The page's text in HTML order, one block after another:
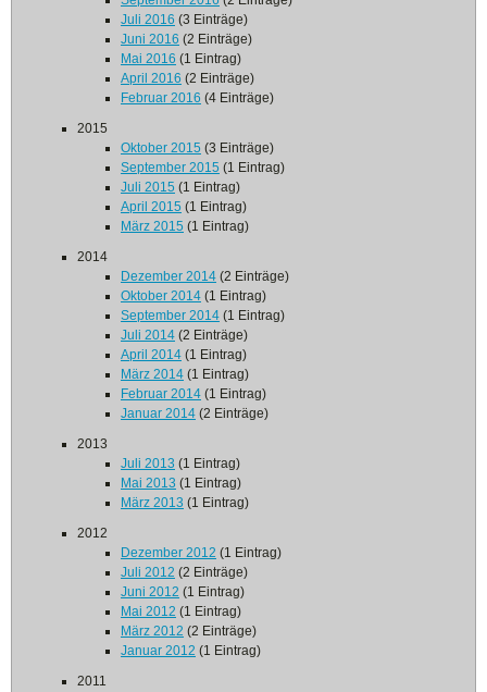
Juli 2016 (3 Einträge)
Juni 2016 (2 Einträge)
Mai 2016 (1 Eintrag)
April 2016 (2 Einträge)
Februar 2016 (4 Einträge)
2015
Oktober 2015 (3 Einträge)
September 2015 (1 Eintrag)
Juli 2015 (1 Eintrag)
April 2015 (1 Eintrag)
März 2015 (1 Eintrag)
2014
Dezember 2014 (2 Einträge)
Oktober 2014 (1 Eintrag)
September 2014 (1 Eintrag)
Juli 2014 (2 Einträge)
April 2014 (1 Eintrag)
März 2014 (1 Eintrag)
Februar 2014 (1 Eintrag)
Januar 2014 (2 Einträge)
2013
Juli 2013 (1 Eintrag)
Mai 2013 (1 Eintrag)
März 2013 (1 Eintrag)
2012
Dezember 2012 (1 Eintrag)
Juli 2012 (2 Einträge)
Juni 2012 (1 Eintrag)
Mai 2012 (1 Eintrag)
März 2012 (2 Einträge)
Januar 2012 (1 Eintrag)
2011